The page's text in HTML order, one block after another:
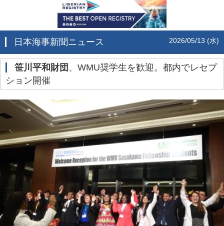
日本海事新聞ニュース 2026/05/13 (水)
笹川平和財団 、WMU奨学生を歓迎。都内でレセプ
ション開催